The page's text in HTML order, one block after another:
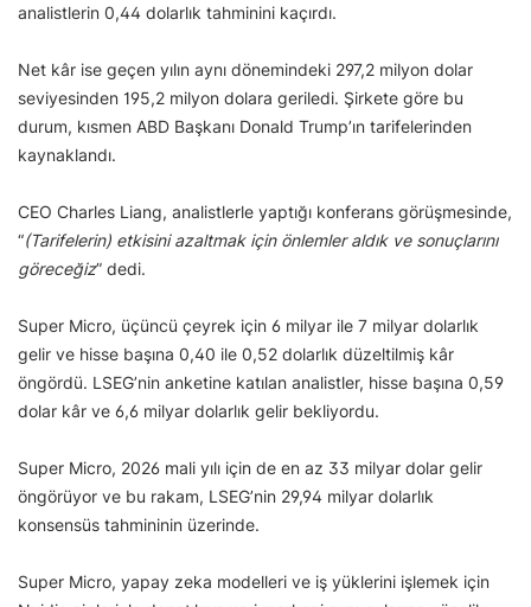
analistlerin 0,44 dolarlık tahminini kaçırdı.
Net kâr ise geçen yılın aynı dönemindeki 297,2 milyon dolar
seviyesinden 195,2 milyon dolara geriledi. Şirkete göre bu
durum, kısmen ABD Başkanı Donald Trump’ın tarifelerinden
kaynaklandı.
CEO Charles Liang, analistlerle yaptığı konferans görüşmesinde,
“(Tarifelerin) etkisini azaltmak için önlemler aldık ve sonuçlarını
göreceğiz” dedi.
Super Micro, üçüncü çeyrek için 6 milyar ile 7 milyar dolarlık
gelir ve hisse başına 0,40 ile 0,52 dolarlık düzeltilmiş kâr
öngördü. LSEG’nin anketine katılan analistler, hisse başına 0,59
dolar kâr ve 6,6 milyar dolarlık gelir bekliyordu.
Super Micro, 2026 mali yılı için de en az 33 milyar dolar gelir
öngörüyor ve bu rakam, LSEG’nin 29,94 milyar dolarlık
konsensüs tahmininin üzerinde.
Super Micro, yapay zeka modelleri ve iş yüklerini işlemek için